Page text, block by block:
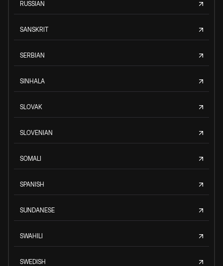
RUSSIAN
SANSKRIT
SERBIAN
SINHALA
SLOVAK
SLOVENIAN
SOMALI
SPANISH
SUNDANESE
SWAHILI
SWEDISH